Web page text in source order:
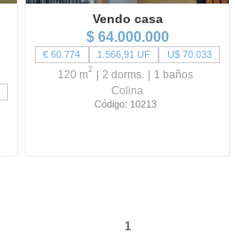
Vendo casa
$ 64.000.000
€ 60.774 1.566,91 UF U$ 70.033
120 m2 2 dorms. 1 baños
Colina
Código: 10213
1